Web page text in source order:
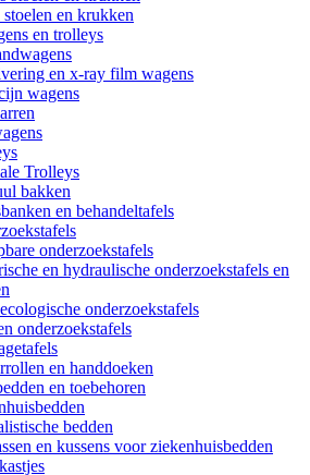
en krukken
en trolleys
en x-ray film wagens
wagens
Trolleys
bakken
en behandeltafels
onderzoekstafels
en hydraulische onderzoekstafels en
onderzoekstafels
onderzoekstafels
en handdoeken
en toebehoren
bedden
en kussens voor ziekenhuisbedden